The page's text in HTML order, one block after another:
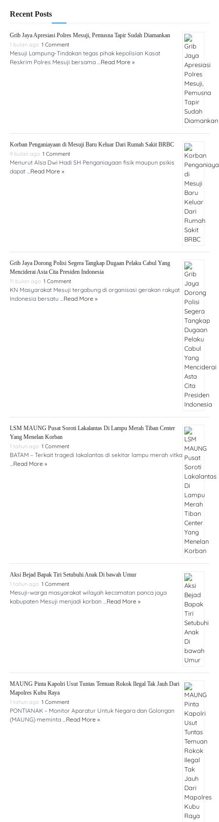
Recent Posts
Grib Jaya Apresiasi Polres Mesuji, Pemusna Tapir Sudah Diamankan
1 bulan ago 1 Comment
Mesuji Lampung-Tindakan tegas pihak kepolisian Kasat
Reskrim Polres Mesuji bersama … Read More »
Korban Penganiayaan di Mesuji Baru Keluar Dari Rumah Sakit BRBC
9 bulan ago 1 Comment
Menurut Alsa Dwi Hadi SH Penganiayaan fisik maupun psikis
dapat … Read More »
Grib Jaya Dorong Polisi Segera Tangkap Dugaan Pelaku Cabul Yang
Menciderai Asta Cita Presiden Indonesia
11 bulan ago 1 Comment
KN Masyarakat Mesuji tergabung di organisasi gerakan rakyat
Indonesia bersatu … Read More »
LSM MAUNG Pusat Soroti Lakalantas Di Lampu Merah Tiban Center
Yang Menelan Korban
1 tahun ago 1 Comment
BATAM – Terkait tragedi lakalantas di sekitar lampu merah vitka
Read More »
Aksi Bejad Bapak Tiri Setubuhi Anak Di bawah Umur
1 tahun ago 1 Comment
Mesuji-warga masyarakat wilayah kecamatan panca jaya
kabupaten Mesuji menjadi korban … Read More »
MAUNG Pinta Kapolri Usut Tuntas Temuan Rokok Ilegal Tak Jauh Dari
Mapolres Kubu Raya
1 tahun ago 1 Comment
PONTIANAK – Monitor Aparatur Untuk Negara dan Golongan
(MAUNG) meminta … Read More »